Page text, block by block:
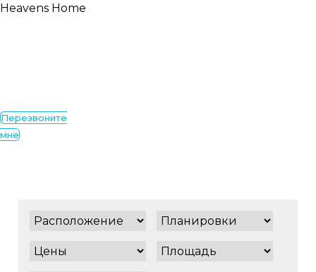
Heavens Home
Перезвоните
мне